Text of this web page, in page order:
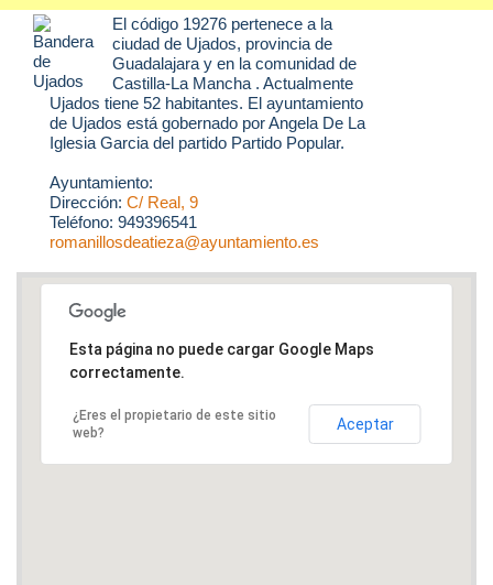
El código 19276 pertenece a la
ciudad de Ujados, provincia de
Guadalajara y en la comunidad de
Castilla-La Mancha . Actualmente
Ujados tiene 52 habitantes. El ayuntamiento
de Ujados está gobernado por Angela De La
Iglesia Garcia del partido Partido Popular.
Ayuntamiento:
Dirección: C/ Real, 9
Teléfono: 949396541
romanillosdeatieza@ayuntamiento.es
Esta página no puede cargar Google Maps
correctamente.
¿Eres el propietario de este sitio
web?
Aceptar